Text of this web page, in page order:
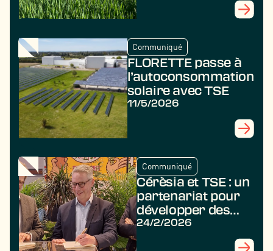
Communiqué
FLORETTE passe à
l’autoconsommation
solaire avec TSE
11/5/2026
Communiqué
Cérèsia et TSE : un
partenariat pour
développer des
projets
agrivoltaïques au
24/2/2026